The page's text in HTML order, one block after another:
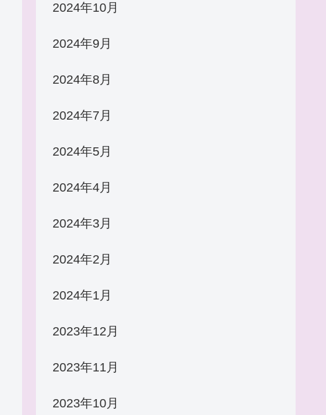
2024年10月
2024年9月
2024年8月
2024年7月
2024年5月
2024年4月
2024年3月
2024年2月
2024年1月
2023年12月
2023年11月
2023年10月